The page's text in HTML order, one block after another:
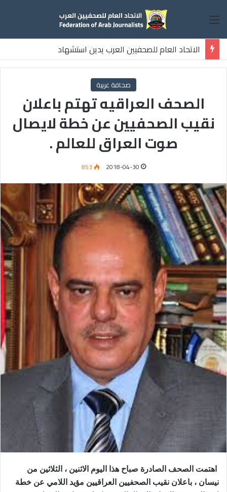
القائمة
الاتحاد العام للصحفيين العرب يدين استشهاد
ثلاثة صحفيين فلسطينيين باستهداف إسرائيلي وسط قطاع غزة
صحافة عربية
الصحف العراقيه تهتم باعلان
نقيب الصحفيين عن خطة لايصال
صوت العراق للعالم .
2018-04-30
853
اهتمت الصحف الصادرة صباح ‏هذا اليوم الاثنين ، الثلاثين من
نيسان ، باعلان نقيب الصحفيين العراقيين مؤيد اللامي ‏عن خطة